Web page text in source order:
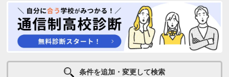
条件を追加・変更して検索